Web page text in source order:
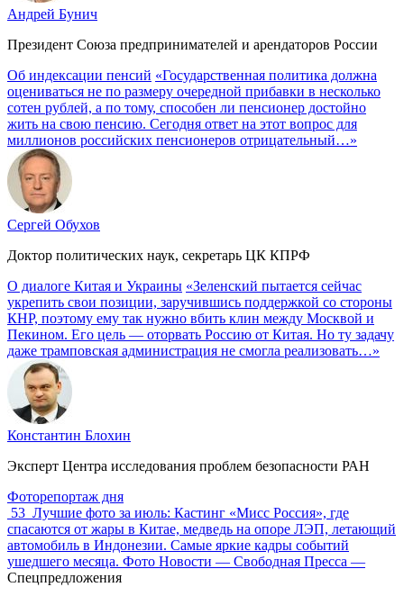
Андрей Бунич
Президент Союза предпринимателей и арендаторов России
Об индексации пенсий «Государственная политика должна
оцениваться не по размеру очередной прибавки в несколько
сотен рублей, а по тому, способен ли пенсионер достойно
жить на свою пенсию. Сегодня ответ на этот вопрос для
миллионов российских пенсионеров отрицательный…»
Сергей Обухов
Доктор политических наук, секретарь ЦК КПРФ
О диалоге Китая и Украины «Зеленский пытается сейчас
укрепить свои позиции, заручившись поддержкой со стороны
КНР, поэтому ему так нужно вбить клин между Москвой и
Пекином. Его цель — оторвать Россию от Китая. Но ту задачу
даже трамповская администрация не смогла реализовать…»
Константин Блохин
Эксперт Центра исследования проблем безопасности РАН
Фоторепортаж дня
53 Лучшие фото за июль: Кастинг «Мисс Россия», где
спасаются от жары в Китае, медведь на опоре ЛЭП, летающий
автомобиль в Индонезии. Самые яркие кадры событий
ушедшего месяца. Фото Новости — Свободная Пресса —
Спецпредложения